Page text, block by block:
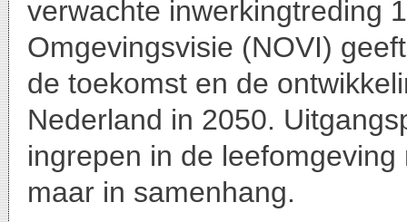
verwachte inwerkingtreding
Omgevingsvisie (NOVI)
de toekomst en de
Nederland in 2050.
ingrepen in de
maar in samenhang.